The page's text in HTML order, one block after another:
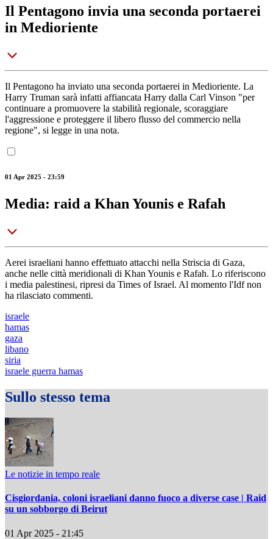
Il Pentagono invia una seconda portaerei
in Medioriente
Il Pentagono ha inviato una seconda portaerei in Medioriente. La
Harry Truman sarà infatti affiancata Harry dalla Carl Vinson "per
continuare a promuovere la stabilità regionale, scoraggiare
l'aggressione e proteggere il libero flusso del commercio nella
regione", si legge in una nota.
01 Apr 2025 - 23:59
Media: raid a Khan Younis e Rafah
Aerei israeliani hanno effettuato attacchi nella Striscia di Gaza,
anche nelle città meridionali di Khan Younis e Rafah. Lo riferiscono
i media palestinesi, ripresi da Times of Israel. Al momento l'Idf non
ha rilasciato commenti.
israele
hamas
gaza
libano
siria
israele guerra hamas
Sullo stesso tema
Le notizie in tempo reale
Cisgiordania, coloni israeliani danno fuoco a diverse case | Raid
su un sobborgo di Beirut
01 Apr 2025 - 21:45